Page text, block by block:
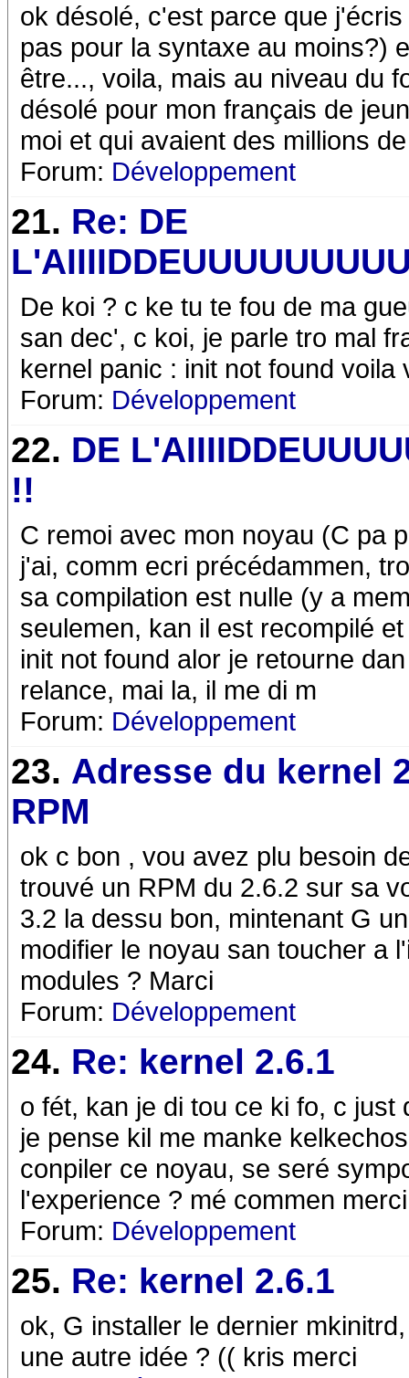
ok désolé, c'est parce que
pas pour la syntaxe au moins?)
être..., voila, mais au niveau du
désolé pour mon français de
moi et qui avaient des millions
Forum: Développement
21. Re: DE
De koi ? c ke tu te fou de ma
san dec', c koi, je parle tro mal
kernel panic : init not found
Forum: Développement
22. DE
!!
C remoi avec mon noyau (C pa
j'ai, comm ecri précédammen,
sa compilation est nulle (y a
seulemen, kan il est recompilé
init not found alor je retourne
relance, mai la, il me di m
Forum: Développement
23. Adresse du kernel
RPM
ok c bon , vou avez plu besoin
trouvé un RPM du 2.6.2 sur sa
3.2 la dessu bon, mintenant G
modifier le noyau san toucher a
modules ? Marci
Forum: Développement
24. Re: kernel 2.6.1
o fét, kan je di tou ce ki fo, c
je pense kil me manke
conpiler ce noyau, se seré
l'experience ? mé commen merci
Forum: Développement
25. Re: kernel 2.6.1
ok, G installer le dernier
une autre idée ? (( kris merci